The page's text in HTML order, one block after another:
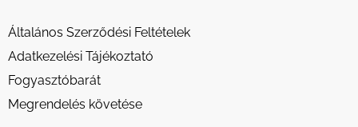
Általános Szerződési Feltételek
Adatkezelési Tájékoztató
Fogyasztóbarát
Megrendelés követése